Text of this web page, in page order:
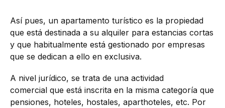
Así pues, un apartamento turístico es la propiedad
que está destinada a su alquiler para estancias cortas
y que habitualmente está gestionado por empresas
que se dedican a ello en exclusiva.
A nivel jurídico, se trata de una actividad
comercial que está inscrita en la misma categoría que
pensiones, hoteles, hostales, aparthoteles, etc. Por